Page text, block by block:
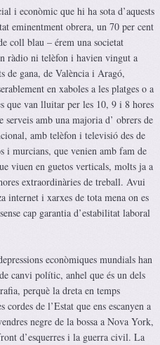
i econòmic que hi ha sota d’aquests
eminentment obrera, un 70 per cent
coll blau – érem una societat
ràdio ni telèfon i havien vingut a
de gana, de València i Aragó,
en xaboles a les platges o a
que van lluitar per les 10, 9 i 8 hores
amb una majoria d’ obrers de
amb telèfon i televisió des de
i murcians, que venien amb fam de
viuen en guetos verticals, molts ja a
extraordinàries de treball. Avui
i xarxes de tota mena on es
cap garantia d’estabilitat laboral
econòmiques mundials han
canvi polític, anhel que és un dels
perquè la dreta en temps
cordes de l’Estat que ens escanyen a
negre de la bossa a Nova York,
d’esquerres i la guerra civil. La